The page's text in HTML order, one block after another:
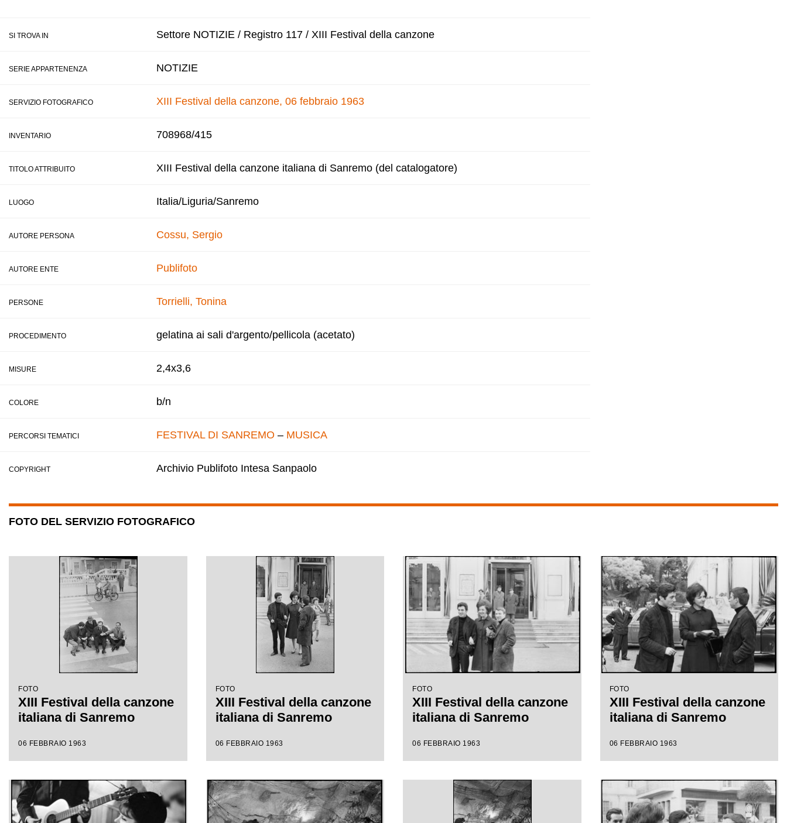
SI TROVA IN Settore NOTIZIE / Registro 117 / XIII Festival della canzone
SERIE APPARTENENZA NOTIZIE
SERVIZIO FOTOGRAFICO XIII Festival della canzone, 06 febbraio 1963
INVENTARIO 708968/415
TITOLO ATTRIBUITO XIII Festival della canzone italiana di Sanremo (del catalogatore)
LUOGO Italia/Liguria/Sanremo
AUTORE PERSONA Cossu, Sergio
AUTORE ENTE Publifoto
PERSONE Torrielli, Tonina
PROCEDIMENTO gelatina ai sali d'argento/pellicola (acetato)
MISURE 2,4x3,6
COLORE b/n
PERCORSI TEMATICI FESTIVAL DI SANREMO – MUSICA
COPYRIGHT Archivio Publifoto Intesa Sanpaolo
FOTO DEL SERVIZIO FOTOGRAFICO
FOTO
XIII Festival della canzone
italiana di Sanremo
06 FEBBRAIO 1963
FOTO
XIII Festival della canzone
italiana di Sanremo
06 FEBBRAIO 1963
FOTO
XIII Festival della canzone
italiana di Sanremo
06 FEBBRAIO 1963
FOTO
XIII Festival della canzone
italiana di Sanremo
06 FEBBRAIO 1963